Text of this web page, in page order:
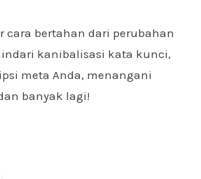
cara bertahan dari perubahan
kanibalisasi kata kunci,
meta Anda, menangani
banyak lagi!